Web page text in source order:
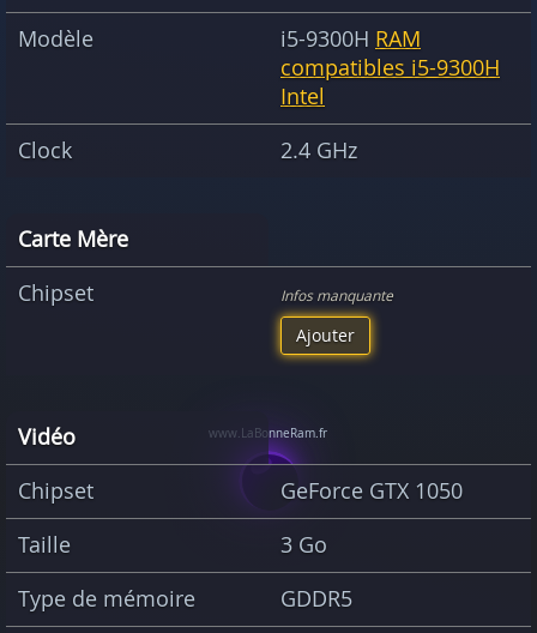
Modèle
i5-9300H RAM
compatibles i5-9300H
Intel
Clock
2.4 GHz
Carte Mère
Chipset
Infos manquante
Ajouter
Vidéo
Chipset
GeForce GTX 1050
Taille
3 Go
Type de mémoire
GDDR5